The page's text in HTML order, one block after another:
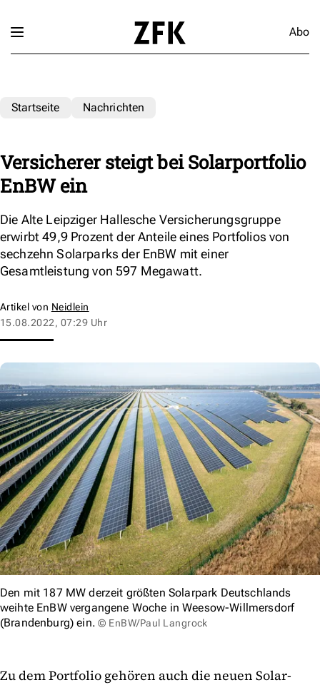
Abo
Startseite Nachrichten
Versicherer steigt bei Solarportfolio
EnBW ein
Die Alte Leipziger Hallesche Versicherungsgruppe
erwirbt 49,9 Prozent der Anteile eines Portfolios von
sechzehn Solarparks der EnBW mit einer
Gesamtleistung von 597 Megawatt.
Artikel von Neidlein
15.08.2022, 07:29 Uhr
Den mit 187 MW derzeit größten Solarpark Deutschlands
weihte EnBW vergangene Woche in Weesow-Willmersdorf
(Brandenburg) ein. © EnBW/Paul Langrock
Zu dem Portfolio gehören auch die neuen Solar-